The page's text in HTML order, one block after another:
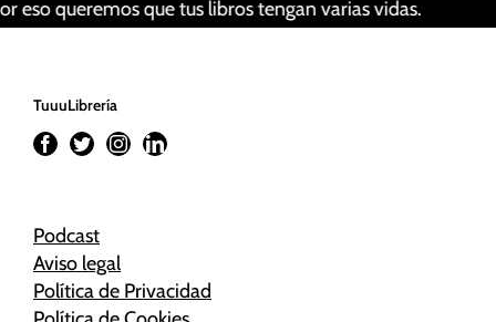
que tus libros tengan varias vidas.
TuuuLibrería
Podcast
Aviso legal
Política de Privacidad